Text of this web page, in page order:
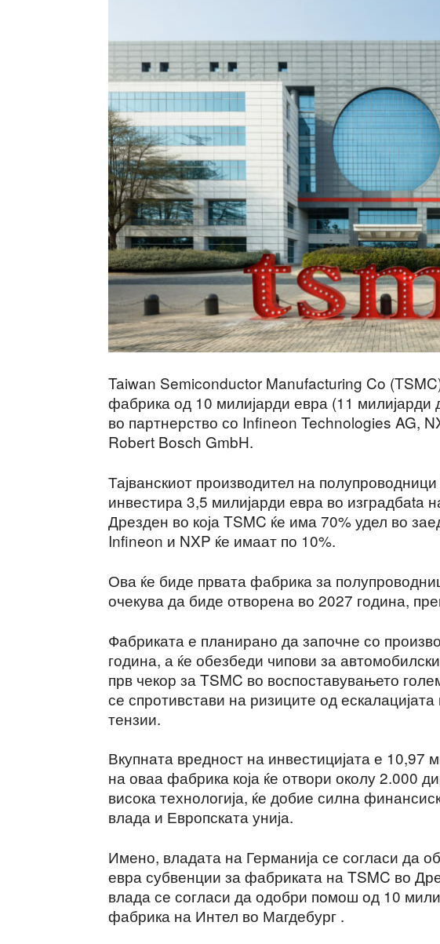
Taiwan Semiconductor Manufacturing Co
фабрика од 10 милијарди евра (11 милијарди
во партнерство со Infineon Technologies AG,
Robert Bosch GmbH.
Тајванскиот производител на
инвестира 3,5 милијарди евра во изградбаta
Дрезден во која TSMC ќе има 70% удел во
Infineon и NXP ќе имаат по 10%.
Ова ќе биде првата фабрика за
очекува да биде отворена во 2027 година,
Фабриката е планирано да започне со
година, а ќе обезбеди чипови за
прв чекор за TSMC во воспоставувањето
се спротивстави на ризиците од
тензии.
Вкупната вредност на инвестицијата е 10,97
на оваа фабрика која ќе отвори околу 2.000
висока технологија, ќе добие силна
влада и Европската унија.
Имено, владата на Германија се согласи да
евра субвенции за фабриката на TSMC во
влада се согласи да одобри помош од 10
фабрика на Интел во Магдебург .